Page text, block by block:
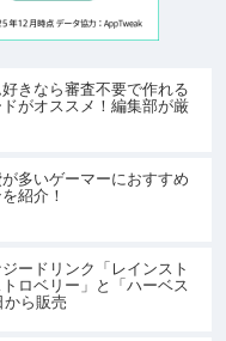
きなら審査不要で作れる
がオススメ！編集部が厳
多いゲーマーにおすすめ
紹介！
ードリンク「レインスト
ロベリー」と「ハーベス
から販売